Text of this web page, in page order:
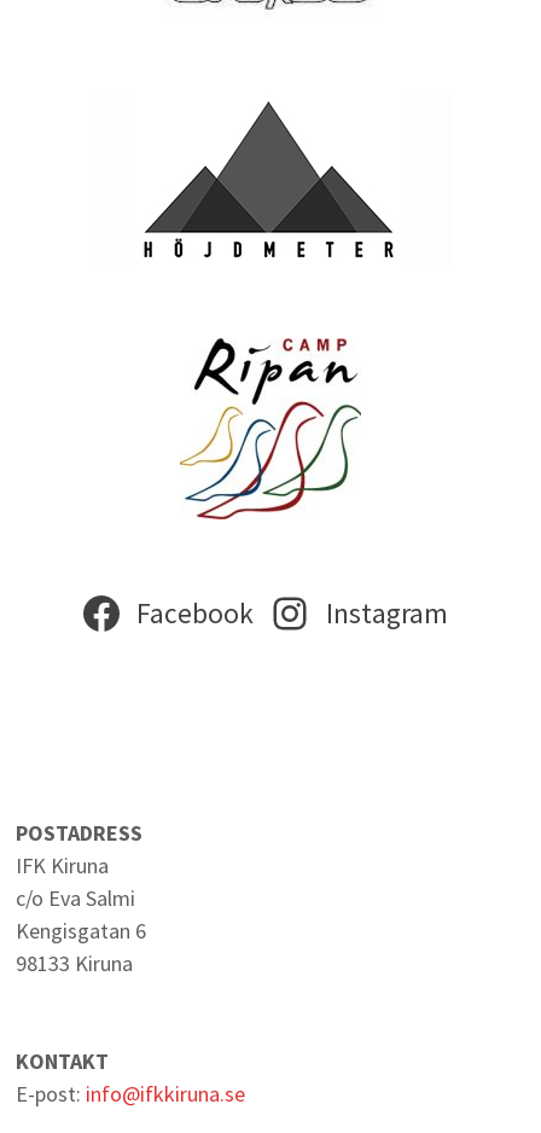
Facebook Instagram
POSTADRESS
IFK Kiruna
c/o Eva Salmi
Kengisgatan 6
98133 Kiruna
KONTAKT
E-post: info@ifkkiruna.se